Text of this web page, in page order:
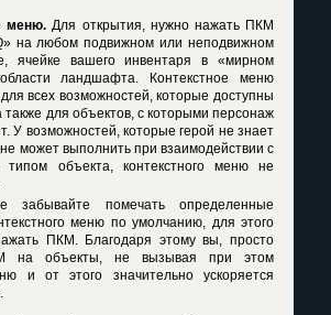
меню. Для открытия, нужно нажать ПКМ
на любом подвижном или неподвижном
ячейке вашего инвентаря в «мирном
ландшафта. Контекстное меню
всех возможностей, которые доступны
для объектов, с которыми персонаж
У возможностей, которые герой не знает
может выполнить при взаимодействии с
объекта, контекстного меню не
забывайте помечать определенные
меню по умолчанию, для этого
ПКМ. Благодаря этому вы, просто
на объекты, не вызывая при этом
и от этого значительно ускоряется